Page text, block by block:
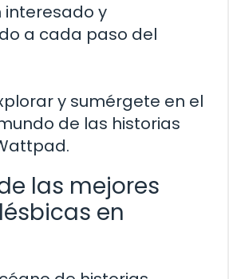
y
a cada paso del
y sumérgete en el
de las historias
las mejores
en